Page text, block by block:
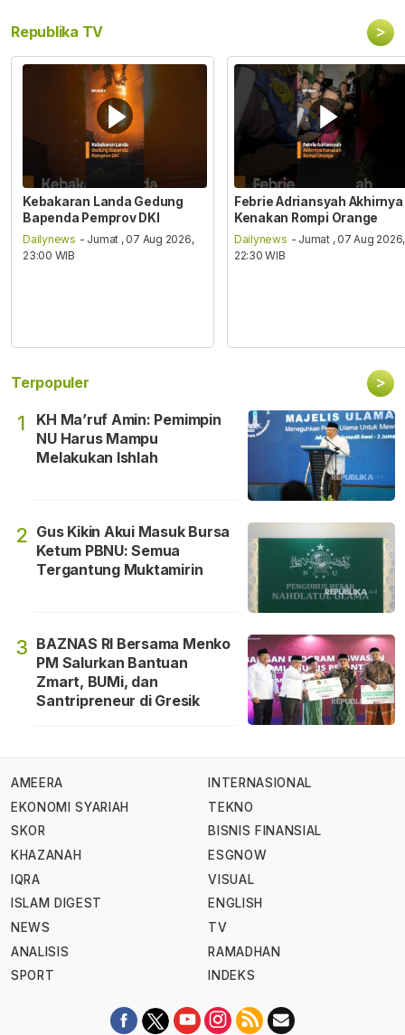
Republika TV >
Kebakaran Landa Gedung
Bapenda Pemprov DKI
Dailynews - Jumat , 07 Aug 2026,
23:00 WIB
Febrie Adriansyah Akhirnya
Kenakan Rompi Orange
Dailynews - Jumat , 07 Aug 2026,
22:30 WIB
Terpopuler >
1
KH Ma’ruf Amin: Pemimpin
NU Harus Mampu
Melakukan Ishlah
2 Gus Kikin Akui Masuk Bursa
Ketum PBNU: Semua
Tergantung Muktamirin
3 BAZNAS RI Bersama Menko
PM Salurkan Bantuan
Zmart, BUMi, dan
Santripreneur di Gresik
AMEERA
EKONOMI SYARIAH
SKOR
KHAZANAH
IQRA
ISLAM DIGEST
NEWS
ANALISIS
SPORT
INTERNASIONAL
TEKNO
BISNIS FINANSIAL
ESGNOW
VISUAL
ENGLISH
TV
RAMADHAN
INDEKS